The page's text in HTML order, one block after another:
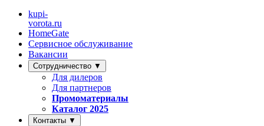
kupi-
vorota.ru
HomeGate
Сервисное обслуживание
Вакансии
Сотрудничество ▼
Для дилеров
Для партнеров
Промоматериалы
Каталог 2025
Контакты ▼